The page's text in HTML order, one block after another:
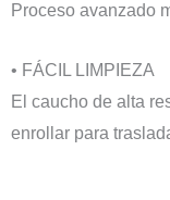
Proceso avanzado
• FÁCIL LIMPIEZA
El caucho de alta
enrollar para